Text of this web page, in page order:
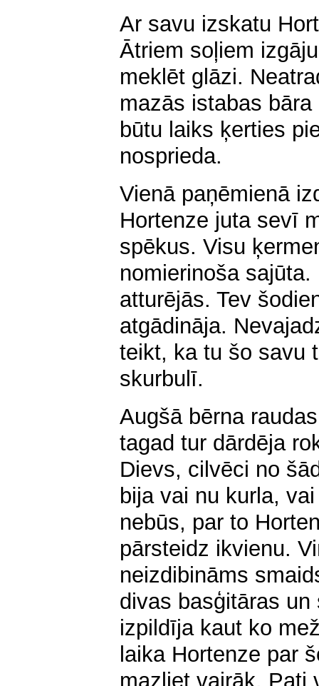
Ar savu izskatu
Ātriem soļiem
meklēt glāzi.
mazās istabas
būtu laiks ķerties
nosprieda.
Vienā paņēmienā
Hortenze juta sevī
spēkus. Visu
nomierinoša
atturējās. Tev
atgādināja.
teikt, ka tu šo savu
skurbulī.
Augšā bērna
tagad tur dārdēja
Dievs, cilvēci no
bija vai nu kurla,
nebūs, par to
pārsteidz ikvienu.
neizdibināms
divas basģitāras
izpildīja kaut ko
laika Hortenze par
mazliet vairāk. Pati